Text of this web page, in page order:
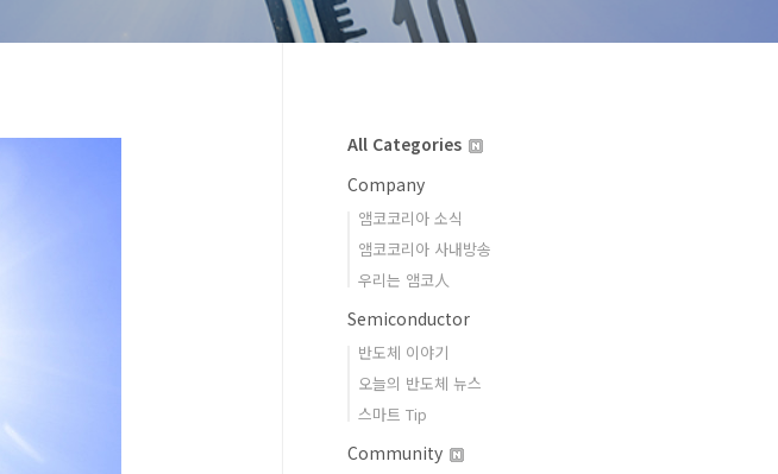
All Categories
Company
앰코코리아 소식
앰코코리아 사내방송
우리는 앰코人
Semiconductor
반도체 이야기
오늘의 반도체 뉴스
스마트 Tip
Community